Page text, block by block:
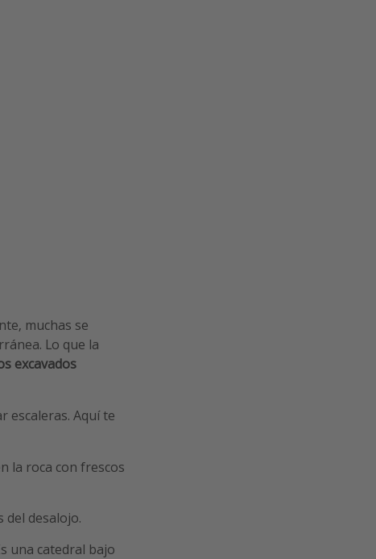
muchas se
Lo que la
excavados
escaleras. Aquí te
la roca con frescos
del desalojo.
una catedral bajo